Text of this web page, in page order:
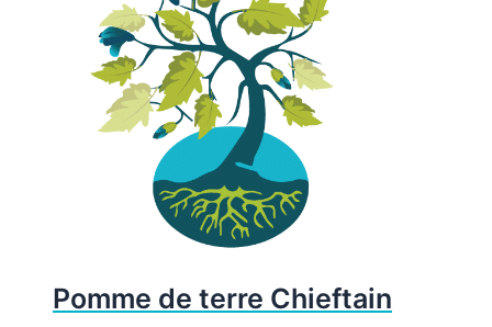
Pomme de terre Chieftain